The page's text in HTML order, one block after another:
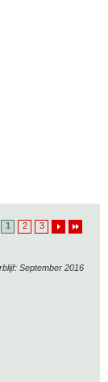
1 2 3
September 2016